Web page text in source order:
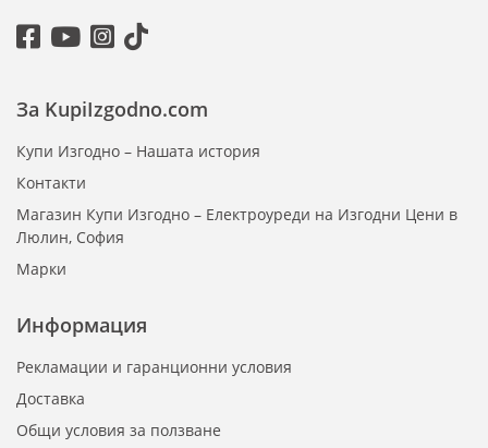
С разнообразие от функции, включително
вентилаторни режими и защита от прегряване.
помещения.
Задържат топлината дълго време, дори след
Тихи и безопасни за използване, идеални за спални
и дневни помещения.
Затоплят директно хора и предмети, осигурявайки
С елегантен и дискретен дизайн, подходящи за
съвременни интериори.
Информация
Рекламации и гаранционни условия
Доставка
Общи условия за ползване
За KupiIzgodno.com
Купи Изгодно – Нашата история
Контакти
Магазин Купи Изгодно – Електроуреди на Изгодни Цени в
Люлин, София
Марки